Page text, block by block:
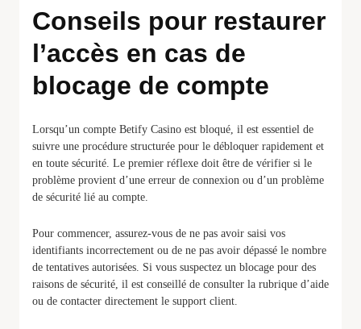
Conseils pour restaurer
l’accès en cas de
blocage de compte
Lorsqu’un compte Betify Casino est bloqué, il est essentiel de
suivre une procédure structurée pour le débloquer rapidement et
en toute sécurité. Le premier réflexe doit être de vérifier si le
problème provient d’une erreur de connexion ou d’un problème
de sécurité lié au compte.
Pour commencer, assurez-vous de ne pas avoir saisi vos
identifiants incorrectement ou de ne pas avoir dépassé le nombre
de tentatives autorisées. Si vous suspectez un blocage pour des
raisons de sécurité, il est conseillé de consulter la rubrique d’aide
ou de contacter directement le support client.